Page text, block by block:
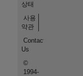
상태
사용
약관
Contact
Us
©
1994-